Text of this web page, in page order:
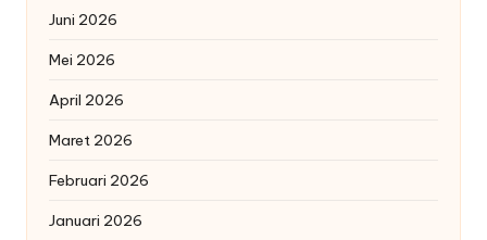
Juni 2026
Mei 2026
April 2026
Maret 2026
Februari 2026
Januari 2026